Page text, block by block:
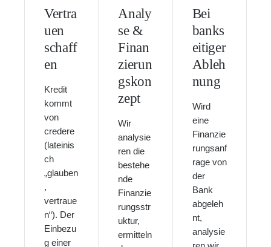
Vertra
uen
schaff
en
Kredit
kommt
von
credere
(lateinis
ch
„glauben
,
vertraue
n“). Der
Einbezu
g einer
Analy
se &
Finan
zierun
gskon
zept
Wir
analysie
ren die
bestehe
nde
Finanzie
rungsstr
uktur,
ermitteln
Bei
banks
eitiger
Ableh
nung
Wird
eine
Finanzie
rungsanf
rage von
der
Bank
abgeleh
nt,
analysie